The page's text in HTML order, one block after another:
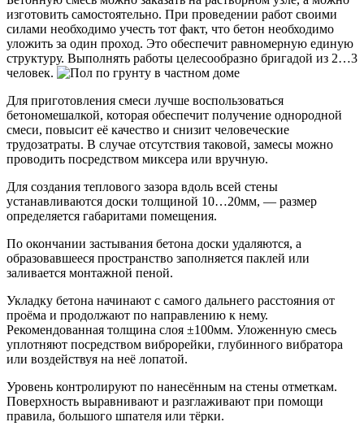
изготовить самостоятельно. При проведении работ своими
силами необходимо учесть тот факт, что бетон необходимо
уложить за один проход. Это обеспечит равномерную единую
структуру. Выполнять работы целесообразно бригадой из 2…3
человек.
Для приготовления смеси лучше воспользоваться
бетономешалкой, которая обеспечит получение однородной
смеси, повысит её качество и снизит человеческие
трудозатраты. В случае отсутствия таковой, замесы можно
проводить посредством миксера или вручную.
Для создания теплового зазора вдоль всей стены
устанавливаются доски толщиной 10…20мм, — размер
определяется габаритами помещения.
По окончании застывания бетона доски удаляются, а
образовавшееся пространство заполняется паклей или
заливается монтажной пеной.
Укладку бетона начинают с самого дальнего расстояния от
проёма и продолжают по направлению к нему.
Рекомендованная толщина слоя ±100мм. Уложенную смесь
уплотняют посредством виброрейки, глубинного вибратора
или воздействуя на неё лопатой.
Уровень контролируют по нанесённым на стены отметкам.
Поверхность выравнивают и разглаживают при помощи
правила, большого шпателя или тёрки.